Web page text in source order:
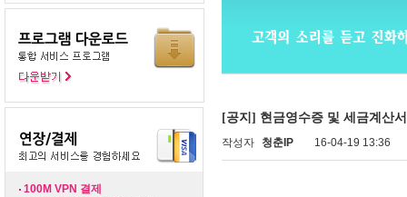
100M VPN 결제
[공지] 현금영수증 및 세금계산
작성자 청춘IP 16-04-19 13:36